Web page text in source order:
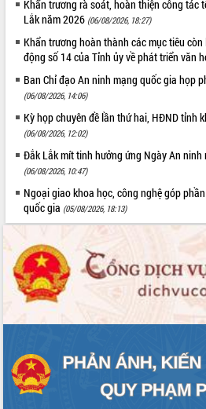
Hội thảo khoa học “Giải pháp thúc đẩy
phát triển nền kinh tế xanh tại tỉnh
Đắk Lắk”
Tăng cường giám sát, đôn đốc thực
hiện nhiệm vụ quản lý tài sản công
hàng tuần
Tháo gỡ những vướng mắc, đẩy mạnh
công tác cải cách thủ tục hành chính
tại Trung tâm Phục vụ hành chính
công tỉnh
thi Sáng tạo Kỹ thuật 2024 - 2025
Đắk Lắk rà soát, điều chỉnh Đề án 190
Phó Chủ tịch UBND tỉnh Đắk Lắk
Trương Công Thái kiểm tra thực địa
Dự án cao tốc Khánh Hòa - Buôn Ma
Thuột
Định vị cà phê Việt Nam như một “di
Xây dựng nông thôn mới: Nâng cao đời
sống người dân từ những mô hình thiết
thực
Khẩn trương rà soát, hoàn thiện công tác
Lắk năm 2026 (06/08/2026, 18:27)
Khẩn trương hoàn thành các mục tiêu
động số 14 của Tỉnh ủy về phát triển văn
Ban Chỉ đạo An ninh mạng quốc gia họp
(06/08/2026, 14:06)
Kỳ họp chuyên đề lần thứ hai, HĐND tỉnh
(06/08/2026, 12:02)
Đắk Lắk mít tinh hưởng ứng Ngày An
(06/08/2026, 10:47)
Ngoại giao khoa học, công nghệ góp
quốc gia (05/08/2026, 18:13)